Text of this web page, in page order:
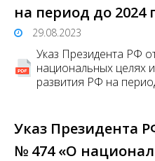
на период до 2024
29.08.2023
Указ Президента РФ
национальных целях
развития РФ на
Указ Президента
№ 474 «О